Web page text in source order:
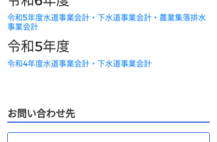
令和5年度水道事業会計・下水道事業会計・農業集落排水
事業会計
令和5年度
令和4年度水道事業会計・下水道事業会計
お問い合わせ先